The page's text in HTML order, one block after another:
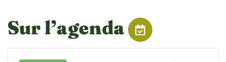
Sur l’agenda